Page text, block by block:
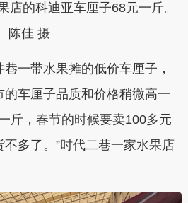
店的科迪亚车厘子68元一斤。
陈佳 摄
带水果摊的低价车厘子，
车厘子品质和价格稍微高一
斤，春节的时候要卖100多元
多了。”时代二巷一家水果店